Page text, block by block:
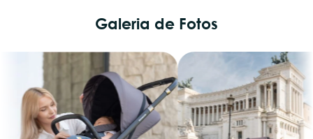
Galeria de Fotos